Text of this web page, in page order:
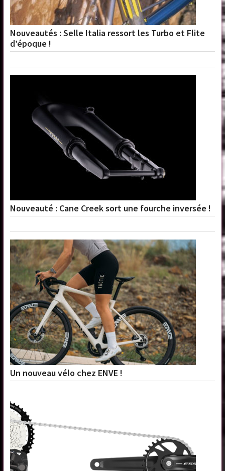
Nouveautés : Selle Italia ressort les Turbo et Flite
d’époque !
Nouveauté : Cane Creek sort une fourche inversée !
Un nouveau vélo chez ENVE !